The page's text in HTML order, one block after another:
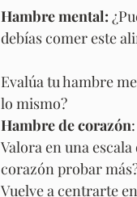
Hambre mental:
debías comer este
Evalúa tu hambre
lo mismo?
Hambre de corazón
Valora en una
corazón probar
Vuelve a centrarte